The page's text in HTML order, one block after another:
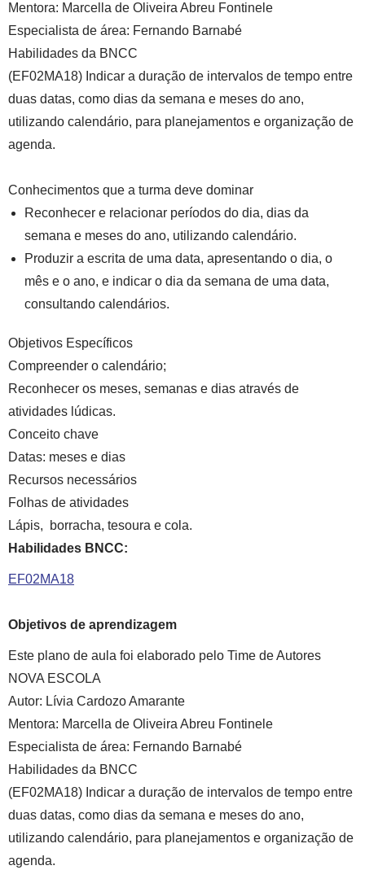
Mentora: Marcella de Oliveira Abreu Fontinele
Especialista de área: Fernando Barnabé
Habilidades da BNCC
(EF02MA18) Indicar a duração de intervalos de tempo entre
duas datas, como dias da semana e meses do ano,
utilizando calendário, para planejamentos e organização de
agenda.
Conhecimentos que a turma deve dominar
Reconhecer e relacionar períodos do dia, dias da
semana e meses do ano, utilizando calendário.
Produzir a escrita de uma data, apresentando o dia, o
mês e o ano, e indicar o dia da semana de uma data,
consultando calendários.
Objetivos Específicos
Compreender o calendário;
Reconhecer os meses, semanas e dias através de
atividades lúdicas.
Conceito chave
Datas: meses e dias
Recursos necessários
Folhas de atividades
Lápis, borracha, tesoura e cola.
Habilidades BNCC:
EF02MA18
Objetivos de aprendizagem
Este plano de aula foi elaborado pelo Time de Autores
NOVA ESCOLA
Autor: Lívia Cardozo Amarante
Mentora: Marcella de Oliveira Abreu Fontinele
Especialista de área: Fernando Barnabé
Habilidades da BNCC
(EF02MA18) Indicar a duração de intervalos de tempo entre
duas datas, como dias da semana e meses do ano,
utilizando calendário, para planejamentos e organização de
agenda.